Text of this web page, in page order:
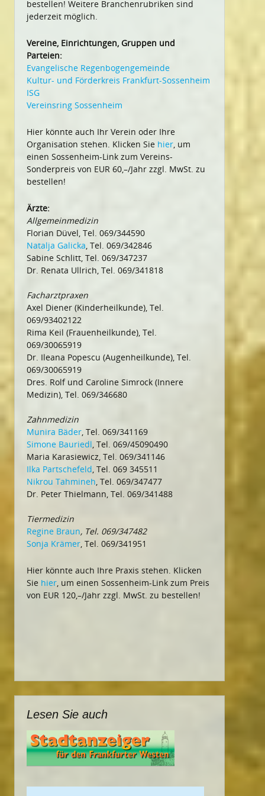
bestellen! Weitere Branchenrubriken sind
jederzeit möglich.
Vereine, Einrichtungen, Gruppen und
Parteien:
Evangelische Regenbogengemeinde
Kultur- und Förderkreis Frankfurt-Sossenheim
ISG
Vereinsring Sossenheim
Hier könnte auch Ihr Verein oder Ihre
Organisation stehen. Klicken Sie hier, um
einen Sossenheim-Link zum Vereins-
Sonderpreis von EUR 60,–/Jahr zzgl. MwSt. zu
bestellen!
Ärzte:
Allgemeinmedizin
Florian Düvel, Tel. 069/344590
Natalja Galicka, Tel. 069/342846
Sabine Schlitt, Tel. 069/347237
Dr. Renata Ullrich, Tel. 069/341818
Facharztpraxen
Axel Diener (Kinderheilkunde), Tel.
069/93402122
Rima Keil (Frauenheilkunde), Tel.
069/30065919
Dr. Ileana Popescu (Augenheilkunde), Tel.
069/30065919
Dres. Rolf und Caroline Simrock (Innere
Medizin), Tel. 069/346680
Zahnmedizin
Munira Bäder, Tel. 069/341169
Simone Bauriedl, Tel. 069/45090490
Maria Karasiewicz, Tel. 069/341146
Ilka Partschefeld, Tel. 069 345511
Nikrou Tahmineh, Tel. 069/347477
Dr. Peter Thielmann, Tel. 069/341488
Tiermedizin
Regine Braun, Tel. 069/347482
Sonja Krämer, Tel. 069/341951
Hier könnte auch Ihre Praxis stehen. Klicken
Sie hier, um einen Sossenheim-Link zum Preis
von EUR 120,–/Jahr zzgl. MwSt. zu bestellen!
Lesen Sie auch